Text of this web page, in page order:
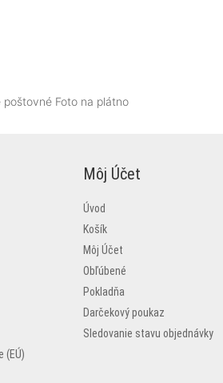
Foto na plátno
(EÚ)
Môj Účet
Úvod
Košík
Môj Účet
Obľúbené
Pokladňa
Darčekový poukaz
Sledovanie stavu objednávky